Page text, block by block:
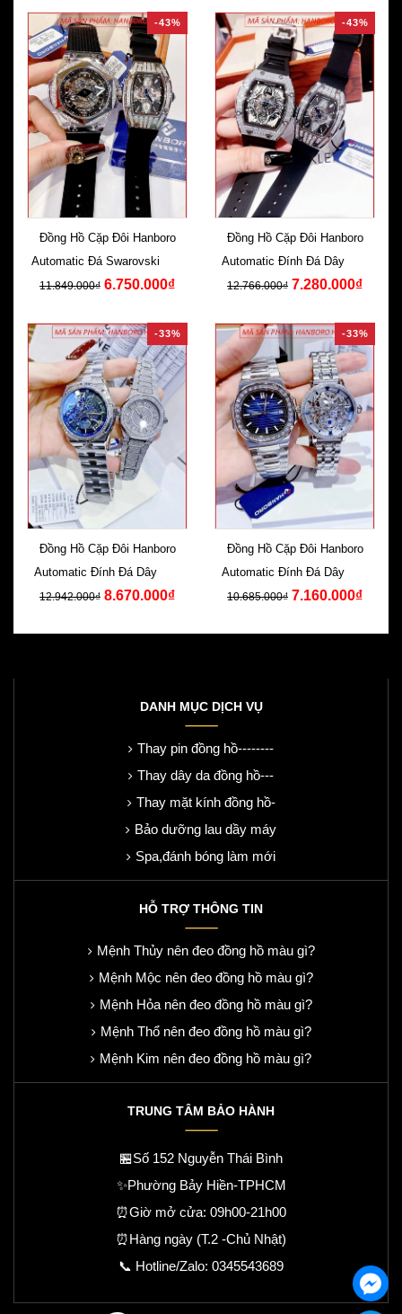
-43%
Đồng Hồ Cặp Đôi Hanboro
Automatic Đá Swarovski Dây
Silicone Đen
11.849.000₫ 6.750.000₫
-43%
Đồng Hồ Cặp Đôi Hanboro
Automatic Đính Đá Dây Cao
Su Đen
12.766.000₫ 7.280.000₫
-33%
Đồng Hồ Cặp Đôi Hanboro
Automatic Đính Đá Dây Kim
Loại
12.942.000₫ 8.670.000₫
-33%
Đồng Hồ Cặp Đôi Hanboro
Automatic Đính Đá Dây Kim
Loại
10.685.000₫ 7.160.000₫
DANH MỤC DỊCH VỤ
Thay pin đồng hồ--------
Thay dây da đồng hồ---
Thay mặt kính đồng hồ-
Bảo dưỡng lau dầy máy
Spa,đánh bóng làm mới
HỖ TRỢ THÔNG TIN
Mệnh Thủy nên đeo đồng hồ màu gì?
Mệnh Mộc nên đeo đồng hồ màu gì?
Mệnh Hỏa nên đeo đồng hồ màu gì?
Mệnh Thổ nên đeo đồng hồ màu gì?
Mệnh Kim nên đeo đồng hồ màu gì?
TRUNG TÂM BẢO HÀNH
🏪Số 152 Nguyễn Thái Bình
✨Phường Bảy Hiền-TPHCM
⏰Giờ mở cửa: 09h00-21h00
⏰Hàng ngày (T.2 -Chủ Nhật)
📞 Hotline/Zalo: 0345543689